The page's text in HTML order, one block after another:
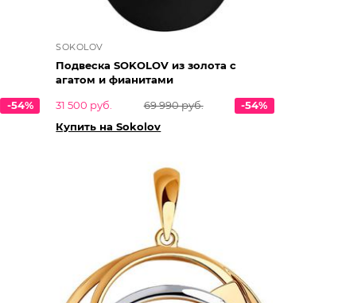
-54%
SOKOLOV
Подвеска SOKOLOV из золота с
агатом и фианитами
31 500 руб.
69 990 руб.
-54%
Купить на Sokolov